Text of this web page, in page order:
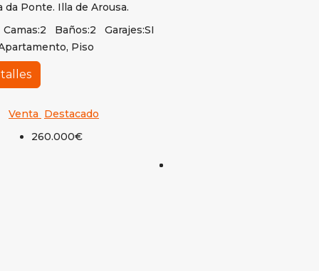
da Ponte. Illa de Arousa.
Camas:2 Baños:2 Garajes:SI
Piso
Venta Destacado
260.000€